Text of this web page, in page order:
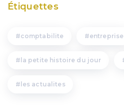
Étiquettes
comptabilite entreprise
la petite histoire du jour
les actualites